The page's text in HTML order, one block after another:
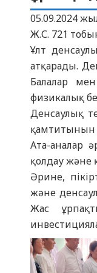
05.09.2024
Ж.С. 721
Ұлт
атқарады.
Балалар
физикалық
Денсаулық
қамтитынын
Ата-аналар
қолдау және
Әрине,
және
Жас